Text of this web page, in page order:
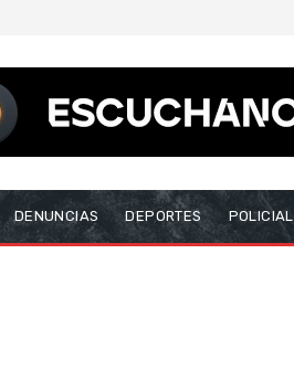
DENUNCIAS DEPORTES POLICIAL